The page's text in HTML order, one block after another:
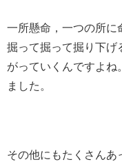
一所懸命，一つの所に
掘って掘って掘り下げ
がっていくんですよね
ました。
その他にもたくさんあ